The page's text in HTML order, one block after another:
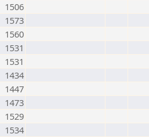
1506
1573
1560
1531
1531
1434
1447
1473
1529
1534